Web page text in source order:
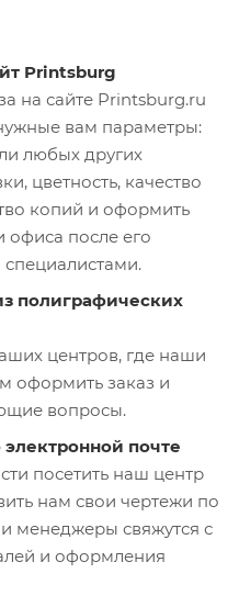
Printsburg
на сайте Printsburg.ru
вам параметры:
любых других
цветность, качество
копий и оформить
офиса после его
полиграфических
центров, где наши
оформить заказ и
вопросы.
почте
посетить наш центр
нам свои чертежи по
менеджеры свяжутся с
и оформления